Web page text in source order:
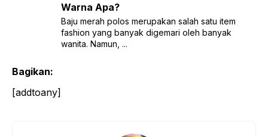
Warna Apa?
Baju merah polos merupakan salah satu item
fashion yang banyak digemari oleh banyak
wanita. Namun, ...
Bagikan:
[addtoany]